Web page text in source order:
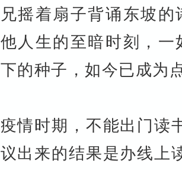
兄摇着扇子背诵东坡
他人生的至暗时刻，
下的种子，如今已成为
疫情时期，不能出门读
议出来的结果是办线上